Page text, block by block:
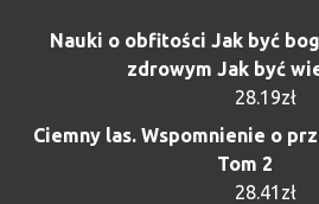
Nauki o obfitości Jak być
zdrowym Jak być
28.19zł
Ciemny las. Wspomnienie o
Tom 2
28.41 zł